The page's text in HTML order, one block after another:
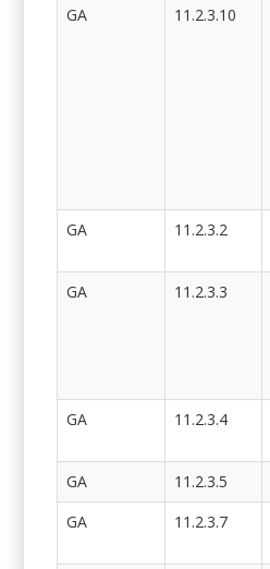
GA
11.2.3.10
GA
11.2.3.2
GA
11.2.3.3
GA
11.2.3.4
GA
11.2.3.5
GA
11.2.3.7